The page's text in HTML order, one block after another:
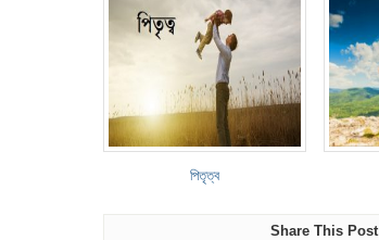
পিতৃত্ব
Share This Post